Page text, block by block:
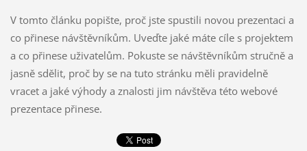
V tomto článku popište, proč jste spustili novou prezentaci a
co přinese návštěvníkům. Uveďte jaké máte cíle s projektem
a co přinese uživatelům. Pokuste se návštěvníkům stručně a
jasně sdělit, proč by se na tuto stránku měli pravidelně
vracet a jaké výhody a znalosti jim návštěva této webové
prezentace přinese.